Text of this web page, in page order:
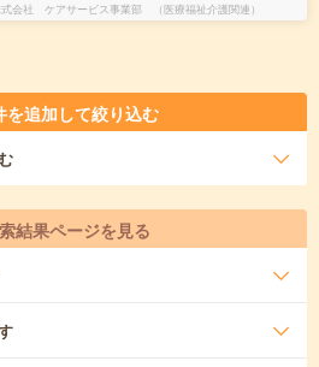
会社 ケアサービス事業部 （医療福祉介護関連）
を追加して絞り込む
結果ページを見る